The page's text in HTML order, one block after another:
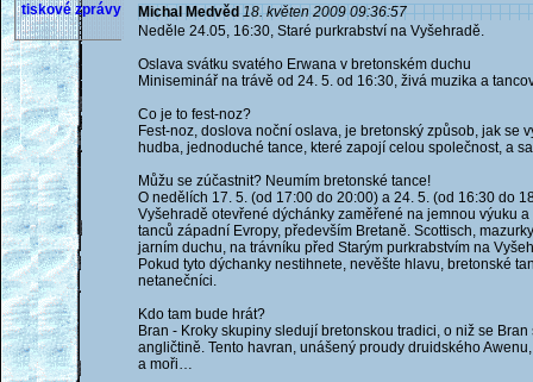
tiskové zprávy
Michal Medvěd 18. květen 2009 09:36:57
Neděle 24.05, 16:30, Staré purkrabství na Vyšehradě.
Oslava svátku svatého Erwana v bretonském duchu
Miniseminář na trávě od 24. 5. od 16:30, živá muzika a
Co je to fest-noz?
Fest-noz, doslova noční oslava, je bretonský způsob, jak se
hudba, jednoduché tance, které zapojí celou společnost, a
Můžu se zúčastnit? Neumím bretonské tance!
O nedělích 17. 5. (od 17:00 do 20:00) a 24. 5. (od 16:30 do
Vyšehradě otevřené dýchánky zaměřené na jemnou výuku
tanců západní Evropy, především Bretaně. Scottisch,
jarním duchu, na trávníku před Starým purkrabstvím na
Pokud tyto dýchanky nestihnete, nevěšte hlavu, bretonské
netanečníci.
Kdo tam bude hrát?
Bran - Kroky skupiny sledují bretonskou tradici, o niž se
angličtině. Tento havran, unášený proudy druidského
a moři…